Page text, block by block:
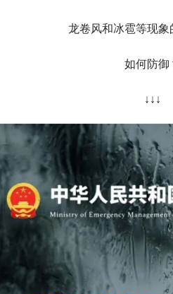
龙卷风和冰雹等现
如何防御
↓↓↓